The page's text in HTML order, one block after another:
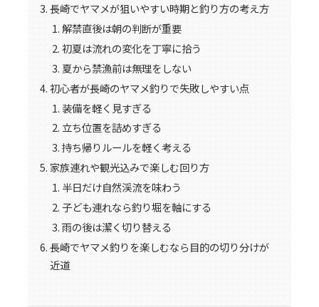
長崎でヤマメが狙いやすい時期と釣り方の考え方
解禁直後は朝の判断が重要
初夏は流れの変化を丁寧に拾う
夏から禁漁前は無理をしない
初心者が長崎のヤマメ釣りで失敗しやすい点
装備を軽く見すぎる
立ち位置を詰めすぎる
持ち帰りルールを軽く考える
家族連れや観光込みで楽しむ回り方
半日だけ自然渓流を味わう
子ども連れなら釣り堀を軸にする
雨の後は潔く切り替える
長崎でヤマメ釣りを楽しむなら目的の切り分けが
近道